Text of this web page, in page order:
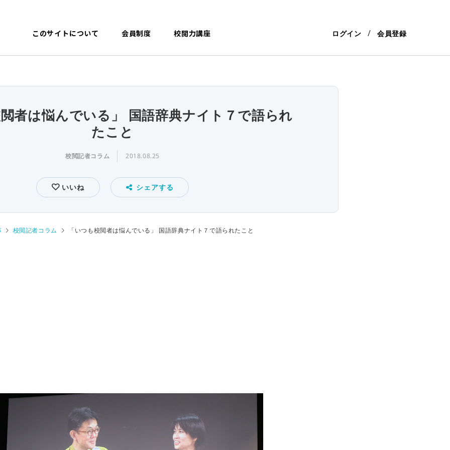
このサイトについて 会員制度 校閲力講座 ログイン 会員登録
者は悩んでいる」 国語辞典ナイト７で語られ
たこと
校閲記者コラム 2018.08.25
いいね シェアする
校閲記者コラム 「いつも校閲者は悩んでいる」 国語辞典ナイト７で語られたこと